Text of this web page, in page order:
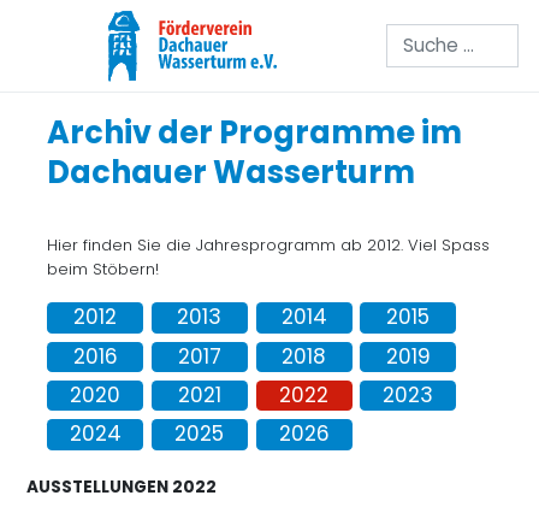
Suchen
Archiv der Programme im
Dachauer Wasserturm
Hier finden Sie die Jahresprogramm ab 2012. Viel Spass
beim Stöbern!
2012 2013 2014
2015
2016
2017 2018
2019
2020
2021 2022
2023
2024
2025 2026
AUSSTELLUNGEN 2022